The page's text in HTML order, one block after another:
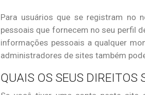
Para usuários que se registram no
pessoais que fornecem no seu perfil
informações pessoais a qualquer
administradores de sites também
QUAIS OS SEUS DIREITOS